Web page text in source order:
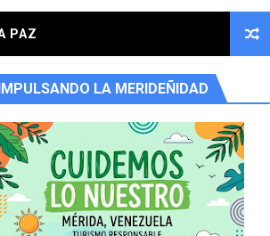
en la parroquia Osuna Rodríguez
PAZ
IMPULSANDO LA MERIDEÑIDAD